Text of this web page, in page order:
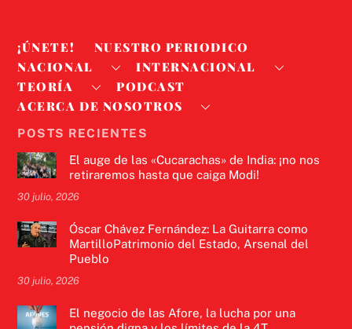
¡ÚNETE!
NUESTRO PERIODICO
NACIONAL
INTERNACIONAL
TEORÍA
PODCAST
ACERCA DE NOSOTROS
POSTS RECIENTES
El auge de las «Cucarachas» de India: ¡no nos
retiraremos hasta que caiga Modi!
30 julio, 2026
Óscar Chávez Fernández: La Guitarra como
MartilloPatrimonio del Estado, Arsenal del
Pueblo
30 julio, 2026
El negocio de las Afore, la lucha por una